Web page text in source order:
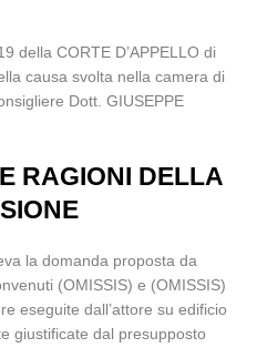
della CORTE D’APPELLO di
causa svolta nella camera di
Dott. GIUSEPPE
RAGIONI DELLA
la domanda proposta da
(OMISSIS) e (OMISSIS)
eseguite dall’attore su edificio
giustificate dal presupposto